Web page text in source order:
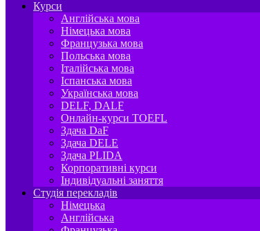
Курси
Англійська мова
Німецька мова
Французька мова
Польська мова
Італійська мова
Іспанська мова
Українська мова
DELF, DALF
Онлайн-курси TOEFL
Здача DaF
Здача DELE
Здача PLIDA
Корпоративні курси
Індивідуальні заняття
Студія перекладів
Німецька
Англійська